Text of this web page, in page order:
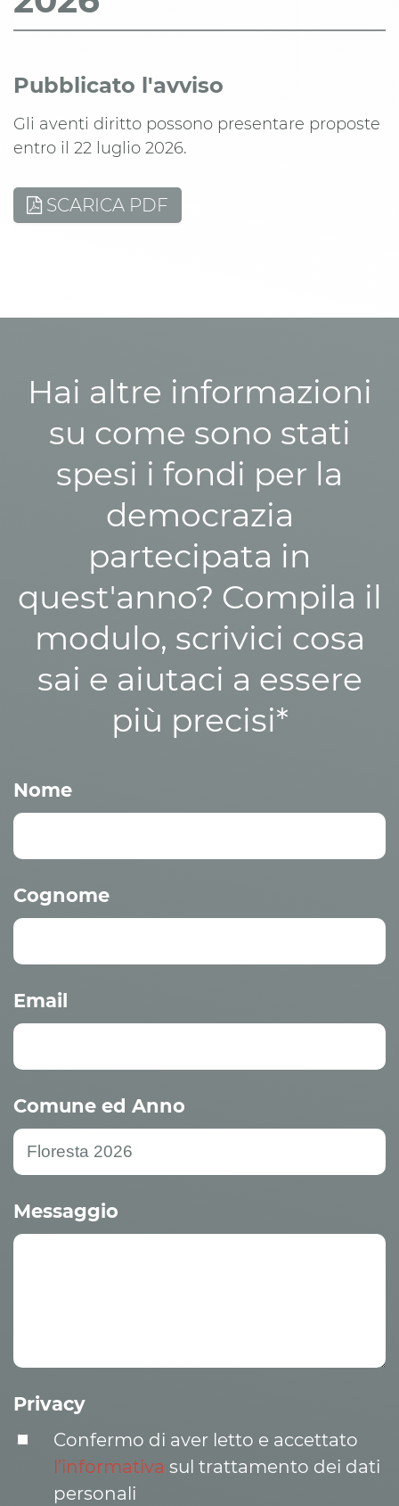
Pubblicato l'avviso
Gli aventi diritto possono presentare proposte
entro il 22 luglio 2026.
SCARICA PDF
Hai altre informazioni
su come sono stati
spesi i fondi per la
democrazia
partecipata in
quest'anno? Compila il
modulo, scrivici cosa
sai e aiutaci a essere
più precisi*
Nome
Cognome
Email
Comune ed Anno
Messaggio
Privacy
Confermo di aver letto e accettato
l’informativa sul trattamento dei dati
personali